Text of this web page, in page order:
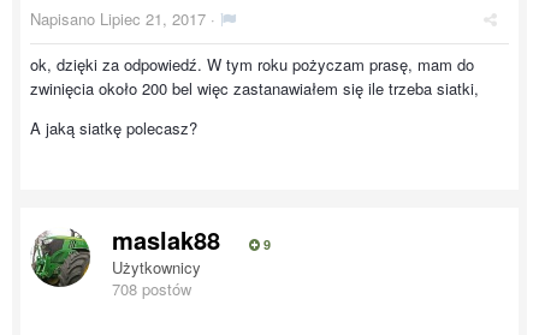
Napisano Lipiec 21, 2017 ·
ok, dzięki za odpowiedź. W tym roku pożyczam prasę, mam do
zwinięcia około 200 bel więc zastanawiałem się ile trzeba siatki,
A jaką siatkę polecasz?
maslak88 9
Użytkownicy
708 postów